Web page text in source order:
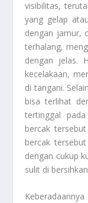
visibilitas,
yang gelap
dengan jamur,
terhalang,
dengan jelas.
kecelakaan,
di tangani.
bisa terlihat
tertinggal
bercak
bercak
dengan cukup
sulit di